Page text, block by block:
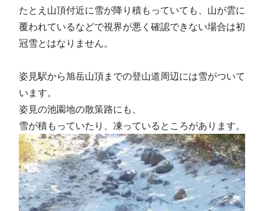
たとえ山頂付近に雪が降り積もっていても、山が雲に
覆われているなどで視界が悪く確認できない場合は初
冠雪とはなりません。
姿見駅から旭岳山頂までの登山道周辺には雪がついて
います。
姿見の池園地の散策路にも、
雪が積もっていたり、凍っているところがあります。